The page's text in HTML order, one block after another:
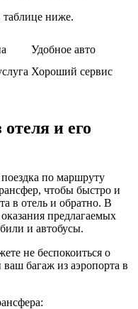
ниже.
Удобное авто
Хороший сервис
и его
по маршруту
чтобы быстро и
в отель и обратно. В
предлагаемых
и автобусы.
не беспокоиться о
ваш багаж из аэропорта в